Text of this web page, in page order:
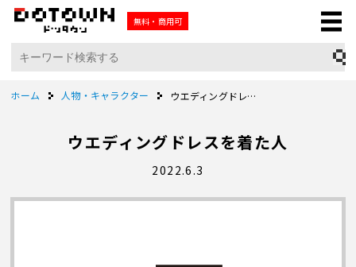
無料・商用可
ホーム 人物・キャラクター ウエディングドレスを着た人
ウエディングドレスを着た人
2022.6.3